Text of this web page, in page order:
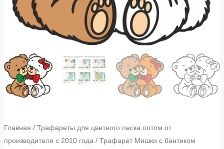
Главная /Трафареты для цветного песка оптом от
производителя с 2010 года / Трафарет Мишки с бантиком